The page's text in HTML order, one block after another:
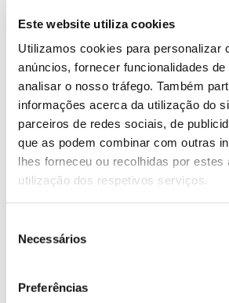
Este website utiliza cookies
Utilizamos cookies para personalizar
anúncios, fornecer funcionalidades
analisar o nosso tráfego. Também
informações acerca da utilização do
parceiros de redes sociais, de
que as podem combinar com outras
lhes forneceu ou recolhidas por estes
utilização dos respetivos serviços.
Necessários
Preferências
Martins-Loução e Cristina Nobre
Saiba mais
13.07.2026
Genoma do priolo e de outras
conhecer para conservar
Registar galhas de Trichi em